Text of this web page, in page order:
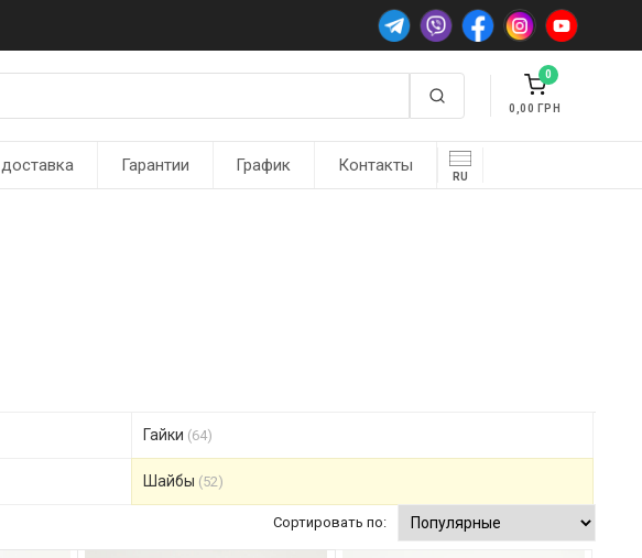
0
0,00
Гарантии График Контакты
RU
Гайки (64)
Шайбы (52)
Сортировать по: